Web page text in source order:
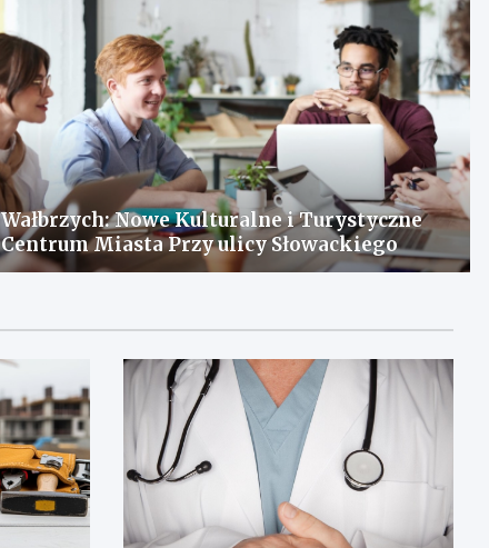
Wałbrzych: Nowe Kulturalne i Turystyczne
Centrum Miasta Przy ulicy Słowackiego